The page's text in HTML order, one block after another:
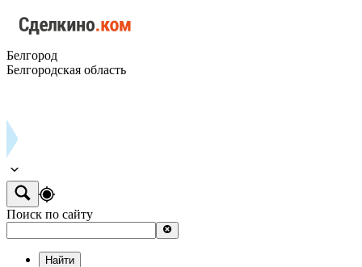
Белгород
Белгородская область
Поиск по сайту
Найти